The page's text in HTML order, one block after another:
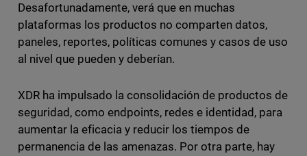
Desafortunadamente, verá que en muchas
plataformas los productos no comparten datos,
paneles, reportes, políticas comunes y casos de uso
al nivel que pueden y deberían.
XDR ha impulsado la consolidación de productos de
seguridad, como endpoints, redes e identidad, para
aumentar la eficacia y reducir los tiempos de
permanencia de las amenazas. Por otra parte, hay